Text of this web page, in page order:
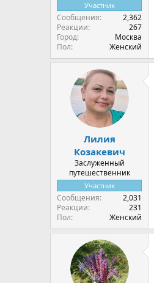
Участник
Сообщения
2,362
Реакции
267
Город
Москва
Пол
Женский
Лилия
Козакевич
Заслуженный
путешественник
Участник
Сообщения
2,031
Реакции
231
Пол
Женский